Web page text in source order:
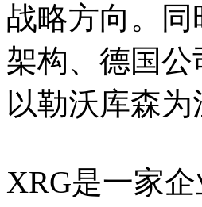
战略方向。
架构、德国
以勒沃库森为
XRG是一家